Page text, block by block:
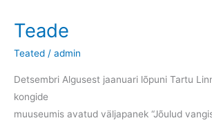
Teade
Teated / admin
Detsembri Algusest jaanuari lõpuni Tartu
kongide
muuseumis avatud väljapanek “Jõulud